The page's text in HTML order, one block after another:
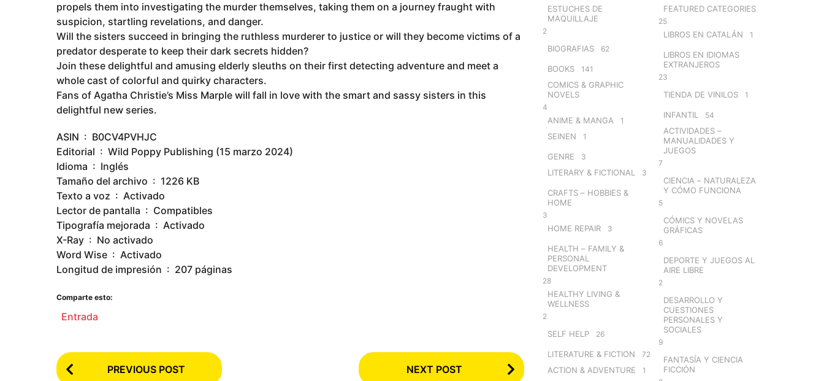
propels them into investigating the murder themselves, taking them on a journey fraught with
suspicion, startling revelations, and danger.
Will the sisters succeed in bringing the ruthless murderer to justice or will they become victims of a
predator desperate to keep their dark secrets hidden?
Join these delightful and amusing elderly sleuths on their first detecting adventure and meet a
whole cast of colorful and quirky characters.
Fans of Agatha Christie’s Miss Marple will fall in love with the smart and sassy sisters in this
delightful new series.
ASIN ‏ : ‎ B0CV4PVHJC
Editorial ‏ : ‎ Wild Poppy Publishing (15 marzo 2024)
Idioma ‏ : ‎ Inglés
Tamaño del archivo ‏ : ‎ 1226 KB
Texto a voz ‏ : ‎ Activado
Lector de pantalla ‏ : ‎ Compatibles
Tipografía mejorada ‏ : ‎ Activado
X-Ray ‏ : ‎ No activado
Word Wise ‏ : ‎ Activado
Longitud de impresión ‏ : ‎ 207 páginas
Comparte esto:
Entrada
P
PREVIOUS POST NEXT POST
ESTUCHES DE
MAQUILLAJE
2
BIOGRAFIAS 62
BOOKS 141
COMICS & GRAPHIC
NOVELS
4
ANIME & MANGA 1
SEINEN 1
GENRE 3
LITERARY & FICTIONAL 3
CRAFTS – HOBBIES &
HOME
3
HOME REPAIR 3
HEALTH – FAMILY &
PERSONAL
DEVELOPMENT
28
HEALTHY LIVING &
WELLNESS
2
SELF HELP 26
LITERATURE & FICTION 72
ACTION & ADVENTURE 1
FEATURED CATEGORIES
25
LIBROS EN CATALÁN 1
LIBROS EN IDIOMAS
EXTRANJEROS
23
TIENDA DE VINILOS 1
INFANTIL 54
ACTIVIDADES –
MANUALIDADES Y
JUEGOS
7
CIENCIA – NATURALEZA
Y CÓMO FUNCIONA
5
CÓMICS Y NOVELAS
GRÁFICAS
6
DEPORTE Y JUEGOS AL
AIRE LIBRE
2
DESARROLLO Y
CUESTIONES
PERSONALES Y
SOCIALES
9
FANTASÍA Y CIENCIA
FICCIÓN